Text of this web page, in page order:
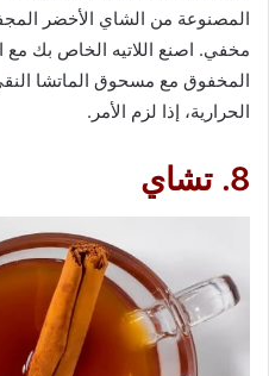
المصنوعة من الشاي الأخضر
مخفي. اصنع اللاتيه الخاص بك
المخفوق مع مسحوق الماتشا
الحرارية، إذا لزم الأمر.
8. تشاي